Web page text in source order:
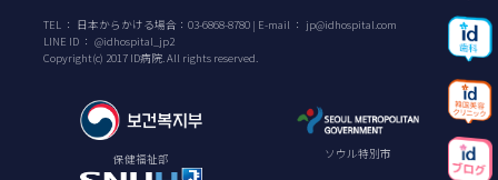
TEL ： 日本からかける場合： 03-6868-8780 | E-mail ： jp@idhospital.com
LINE ID ： @idhospital_jp2
Copyright(c) 2017 ID病院. All rights reserved.
保健福祉部 ソウル特別市